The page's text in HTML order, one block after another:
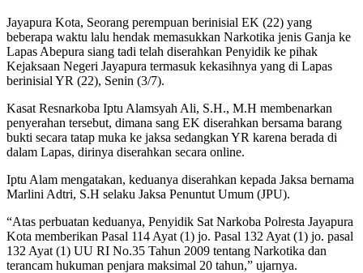
Jayapura Kota, Seorang perempuan berinisial EK (22) yang
beberapa waktu lalu hendak memasukkan Narkotika jenis Ganja ke
Lapas Abepura siang tadi telah diserahkan Penyidik ke pihak
Kejaksaan Negeri Jayapura termasuk kekasihnya yang di Lapas
berinisial YR (22), Senin (3/7).
Kasat Resnarkoba Iptu Alamsyah Ali, S.H., M.H membenarkan
penyerahan tersebut, dimana sang EK diserahkan bersama barang
bukti secara tatap muka ke jaksa sedangkan YR karena berada di
dalam Lapas, dirinya diserahkan secara online.
Iptu Alam mengatakan, keduanya diserahkan kepada Jaksa bernama
Marlini Adtri, S.H selaku Jaksa Penuntut Umum (JPU).
“Atas perbuatan keduanya, Penyidik Sat Narkoba Polresta Jayapura
Kota memberikan Pasal 114 Ayat (1) jo. Pasal 132 Ayat (1) jo. pasal
132 Ayat (1) UU RI No.35 Tahun 2009 tentang Narkotika dan
terancam hukuman penjara maksimal 20 tahun,” ujarnya.